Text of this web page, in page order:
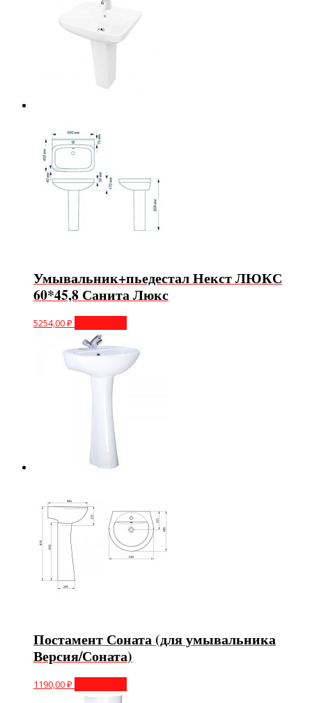
Умывальник+пьедестал Некст ЛЮКС
60*45,8 Санита Люкс
5254,00₽
Постамент Соната (для умывальника
Версия/Соната)
1190,00₽